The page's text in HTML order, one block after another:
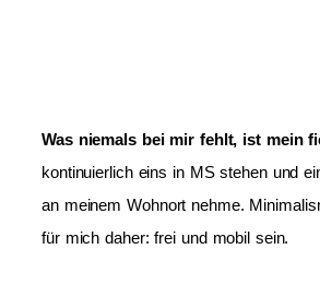
Was niemals bei mir fehlt, ist mein
kontinuierlich eins in MS stehen und
an meinem Wohnort nehme.
für mich daher: frei und mobil sein.